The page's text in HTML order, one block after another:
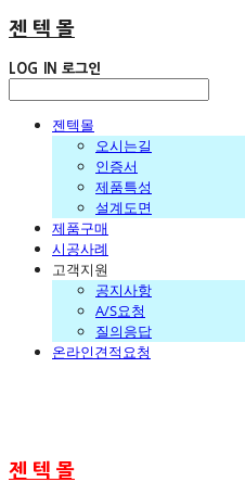
젠 텍 몰
LOG IN 로그인
젠텍몰
오시는길
인증서
제품특성
설계도면
제품구매
시공사례
고객지원
공지사항
A/S요청
질의응답
온라인견적요청
젠 텍 몰